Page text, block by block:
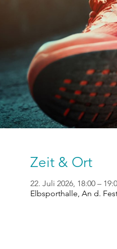
Zeit & Ort
22. Juli 2026, 18:00 –
Elbsporthalle, An d.